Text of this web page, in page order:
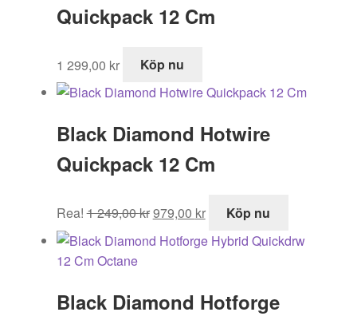
Quickpack 12 Cm
1 299,00 kr Köp nu
Black Diamond Hotwire
Quickpack 12 Cm
Rea! 1 249,00kr
ursprungliga
priset
249,00 kr.
979,00 kr
nuvarande
priset
Köp nu
Black Diamond Hotforge